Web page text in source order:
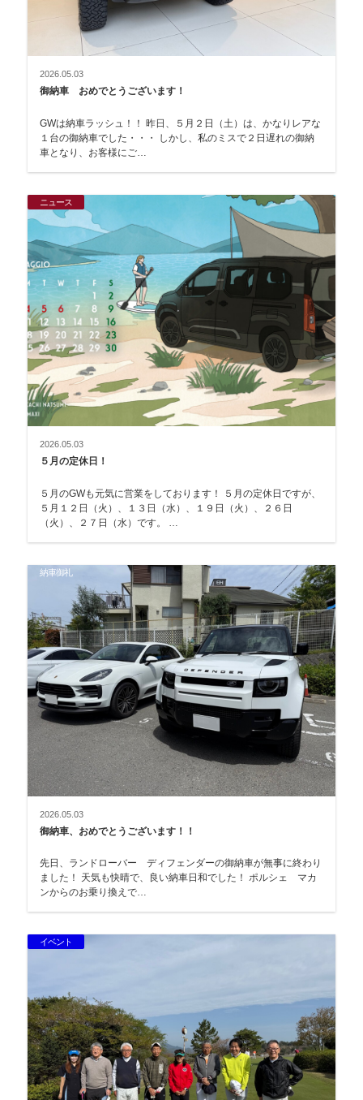
2026.05.03
御納車 おめでとうございます！
GWは納車ラッシュ！！ 昨日、５月２日（土）は、かなりレアな
１台の御納車でした・・・ しかし、私のミスで２日遅れの御納
車となり、お客様にご…
ニュース
2026.05.03
５月の定休日！
５月のGWも元気に営業をしております！ ５月の定休日ですが、
５月１２日（火）、１３日（水）、１９日（火）、２６日
納車御礼
2026.05.03
御納車、おめでとうございます！！
先日、ランドローバー ディフェンダーの御納車が無事に終わり
ました！ 天気も快晴で、良い納車日和でした！ ポルシェ マカ
ンからのお乗り換えで…
イベント